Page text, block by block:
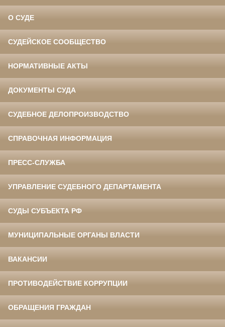
О СУДЕ
СУДЕЙСКОЕ СООБЩЕСТВО
НОРМАТИВНЫЕ АКТЫ
ДОКУМЕНТЫ СУДА
СУДЕБНОЕ ДЕЛОПРОИЗВОДСТВО
СПРАВОЧНАЯ ИНФОРМАЦИЯ
ПРЕСС-СЛУЖБА
УПРАВЛЕНИЕ СУДЕБНОГО ДЕПАРТАМЕНТА
СУДЫ СУБЪЕКТА РФ
МУНИЦИПАЛЬНЫЕ ОРГАНЫ ВЛАСТИ
ВАКАНСИИ
ПРОТИВОДЕЙСТВИЕ КОРРУПЦИИ
ОБРАЩЕНИЯ ГРАЖДАН